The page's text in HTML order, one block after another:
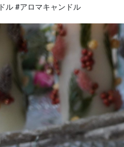
ドル #アロマキャンドル